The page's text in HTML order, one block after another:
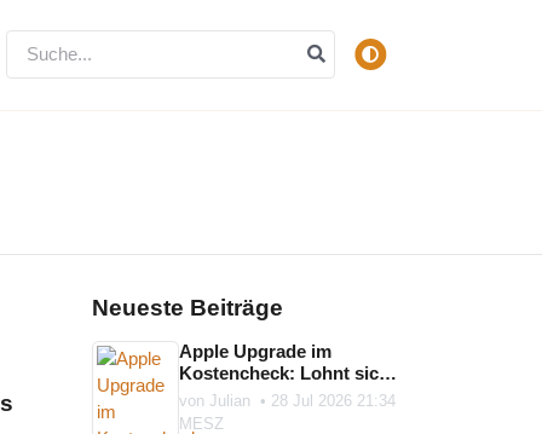
Neueste Beiträge
Apple Upgrade im
Kostencheck: Lohnt sich
Apples neues Geräte-
Abo?
von Julian • 28 Jul 2026 21:34
MESZ